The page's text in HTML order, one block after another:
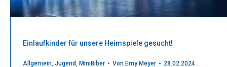
Einlaufkinder für unsere Heimspiele gesucht!
Allgemein, Jugend, MiniBiber Von Emy Meyer 28.02.2024